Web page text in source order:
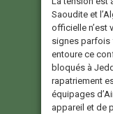
Saoudite et
officielle n’est
signes parfois
entoure ce
bloqués à
rapatriement
équipages
appareil et de